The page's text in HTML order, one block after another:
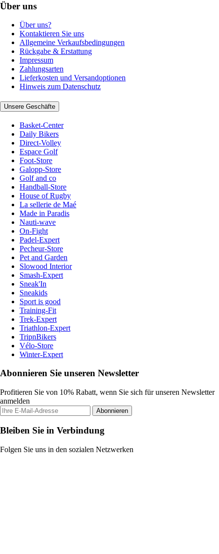
Über uns
Über uns?
Kontaktieren Sie uns
Allgemeine Verkaufsbedingungen
Rückgabe & Erstattung
Impressum
Zahlungsarten
Lieferkosten und Versandoptionen
Hinweis zum Datenschutz
Unsere Geschäfte
Basket-Center
Daily Bikers
Direct-Volley
Espace Golf
Foot-Store
Galopp-Store
Golf and co
Handball-Store
House of Rugby
La sellerie de Maé
Made in Paradis
Nauti-wave
On-Fight
Padel-Expert
Pecheur-Store
Pet and Garden
Slowood Interior
Smash-Expert
Sneak'In
Sneakids
Sport is good
Training-Fit
Trek-Expert
Triathlon-Expert
TripnBikers
Vélo-Store
Winter-Expert
Abonnieren Sie unseren Newsletter
Profitieren Sie von 10% Rabatt, wenn Sie sich für unseren Newsletter
anmelden
Abonnieren
Bleiben Sie in Verbindung
Folgen Sie uns in den sozialen Netzwerken